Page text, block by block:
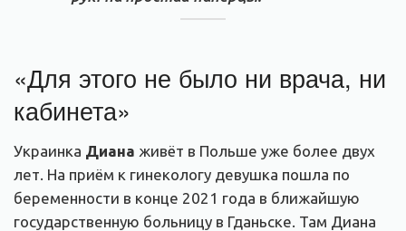
«Для этого не было ни врача, ни
кабинета»
Украинка Диана живёт в Польше уже более двух
лет. На приём к гинекологу девушка пошла по
беременности в конце 2021 года в ближайшую
государственную больницу в Гданьске. Там Диана